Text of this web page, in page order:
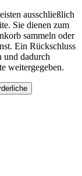
ausschließlich
Sie dienen zum
sammeln oder
Ein Rückschluss
und dadurch
weitergegeben.